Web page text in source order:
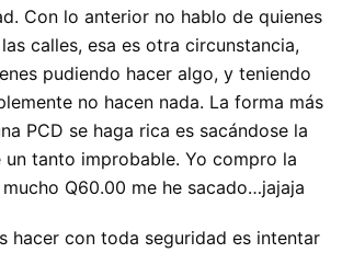
Con lo anterior no hablo de quienes
calles, esa es otra circunstancia,
pudiendo hacer algo, y teniendo
no hacen nada. La forma más
PCD se haga rica es sacándose la
un tanto improbable. Yo compro la
Q60.00 me he sacado…jajaja
hacer con toda seguridad es intentar